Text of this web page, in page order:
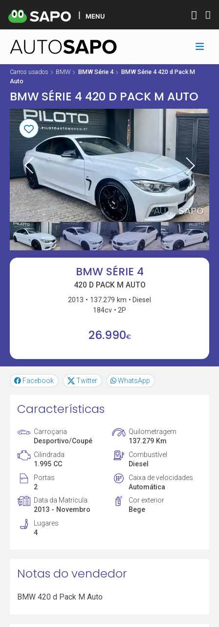
MENU
Carros usados BMW BMW Série 4
BMW Série 4 420 d Pack M
Auto
BMW SÉRIE 4 420 D PACK M AUTO
BMW SÉRIE 4
420 D PACK M AUTO
2013 137.279 km
Diesel
184cv
2P
26.990€
Facebook Twitter WhatsApp
Características
Carroçaria
Desportivo/Coupé
Quilometragem
137.279 Km
Cilindrada
1.995 CC
Combustível
Diesel
Portas
2
Caixa de velocidades
Automática
Data da Matrícula
2013 - Novembro
Cor exterior
Bege
Lugares
4
Notas do vendedor
BMW 420 d Pack M Auto